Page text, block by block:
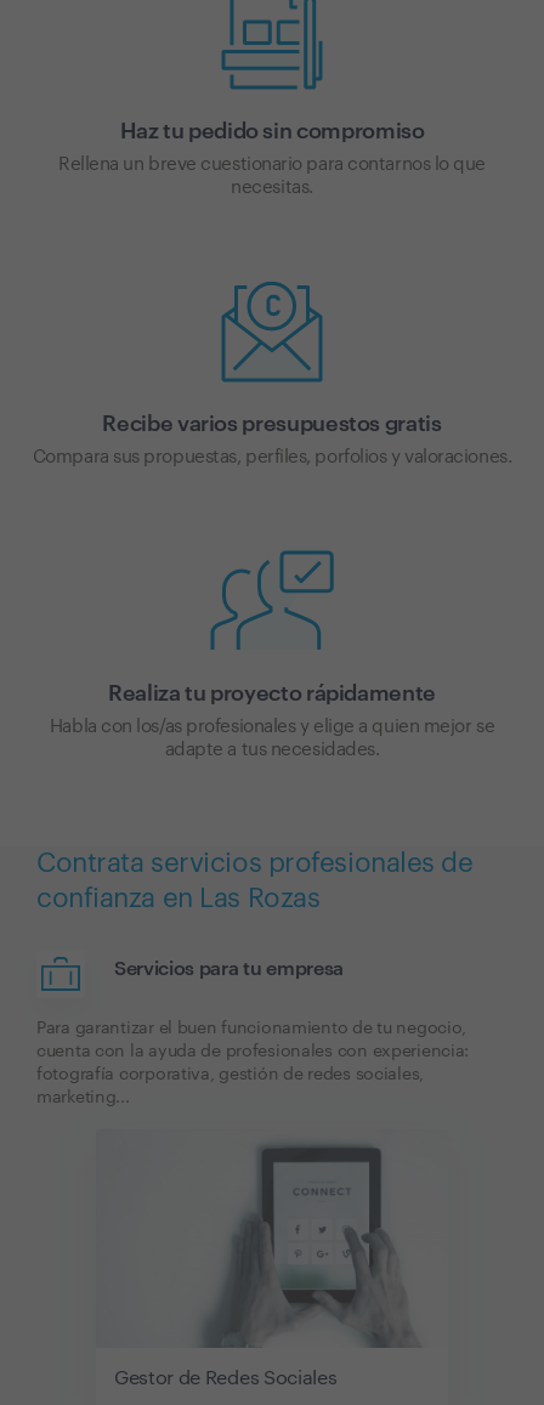
Haz tu pedido sin compromiso
Rellena un breve cuestionario para contarnos lo que
necesitas.
Recibe varios presupuestos gratis
Compara sus propuestas, perfiles, porfolios y valoraciones.
Realiza tu proyecto rápidamente
Habla con los/as profesionales y elige a quien mejor se
adapte a tus necesidades.
Contrata servicios profesionales de
confianza en Las Rozas
Servicios para tu empresa
Para garantizar el buen funcionamiento de tu negocio,
cuenta con la ayuda de profesionales con experiencia:
fotografía corporativa, gestión de redes sociales,
marketing...
Gestor de Redes Sociales